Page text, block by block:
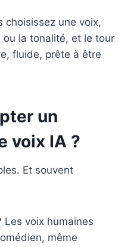
choisissez une voix,
la tonalité, et le tour
fluide, prête à être
un
voix IA ?
Et souvent
Les voix humaines
même